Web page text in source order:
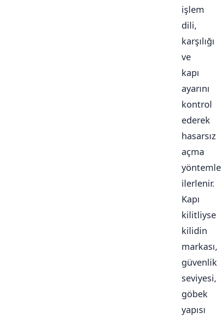
işlem
dili,
karşılığı
ve
kapı
ayarını
kontrol
ederek
hasarsız
açma
ilerlenir.
Kapı
kilitliyse
kilidin
markası,
güvenlik
seviyesi,
göbek
yapısı